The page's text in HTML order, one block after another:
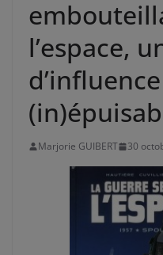
l’espace,
d’influence
Marjorie GUIBERT 30